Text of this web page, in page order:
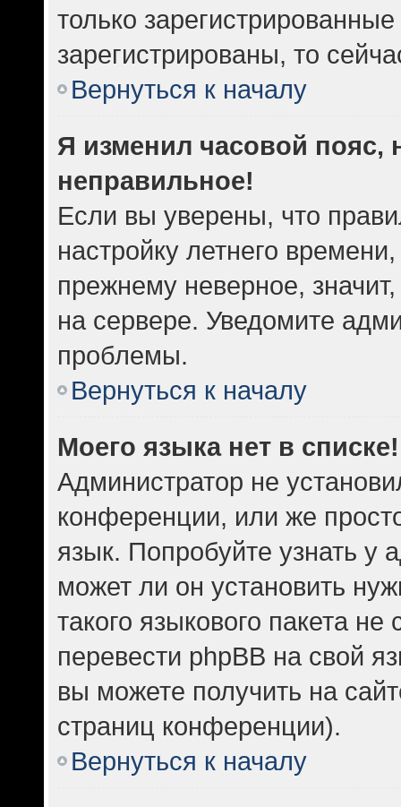
только
зарегистрированы, то
Вернуться к началу
Я изменил часовой пояс,
неправильное!
Если вы уверены, что
настройку летнего
прежнему неверное,
на сервере. Уведомите
проблемы.
Вернуться к началу
Моего языка нет в списке!
Администратор не
конференции, или же
язык. Попробуйте узнать у
может ли он установить
такого языкового пакета
перевести phpBB на свой
вы можете получить на
страниц конференции).
Вернуться к началу